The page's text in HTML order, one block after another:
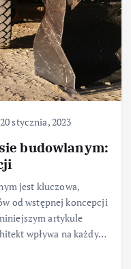
stycznia, 2023
budowlanym:
jest kluczowa,
od wstępnej koncepcji
artykule
wpływa na każdy…